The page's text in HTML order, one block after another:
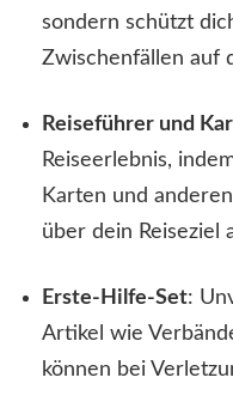
sondern schützt
Zwischenfällen auf
Reiseführer und
Reiseerlebnis,
Karten und
über dein Reiseziel
Erste-Hilfe-Set:
Artikel wie
können bei